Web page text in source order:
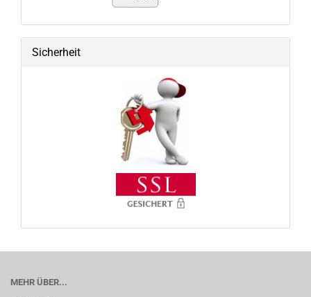
Sicherheit
MEHR ÜBER...